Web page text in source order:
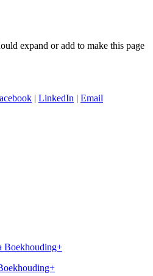
expand or add to make this page
| LinkedIn | Email
Boekhouding+